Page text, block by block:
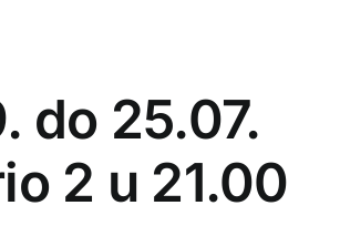
do 25.07.
2 u 21.00